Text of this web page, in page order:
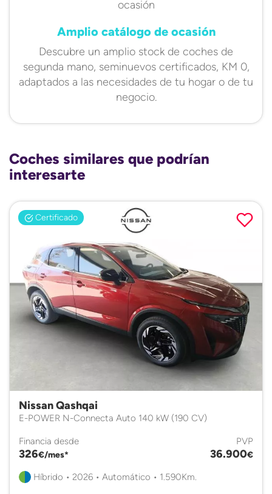
Amplio catálogo de ocasión
Descubre un amplio stock de coches de
segunda mano, seminuevos certificados, KM 0,
adaptados a las necesidades de tu hogar o de tu
negocio.
Coches similares que podrían
interesarte
Certificado
Nissan Qashqai
E-POWER N-Connecta Auto 140 kW (190 CV)
Financia desde
326€/mes*
PVP
36.900€
Híbrido • 2026 • Automático • 1.590Km.